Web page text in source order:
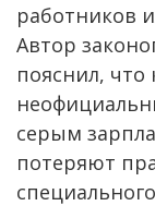
работников
Автор
пояснил,
серым
потеряют